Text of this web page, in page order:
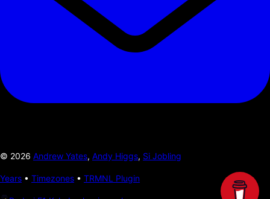
© 2026 Andrew Yates, Andy Higgs, Si Jobling
Years • Timezones • TRMNL Plugin